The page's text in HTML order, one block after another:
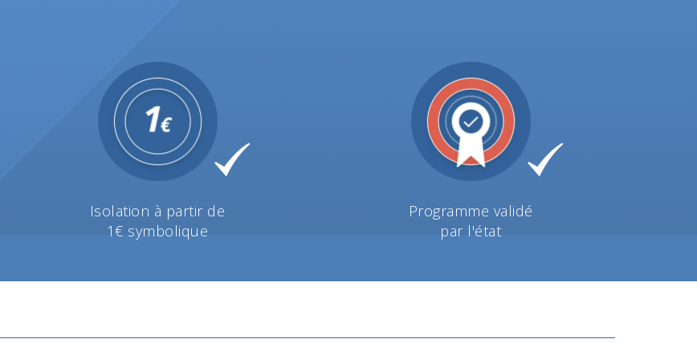
Isolation à partir de
1€ symbolique
Programme validé
par l'état